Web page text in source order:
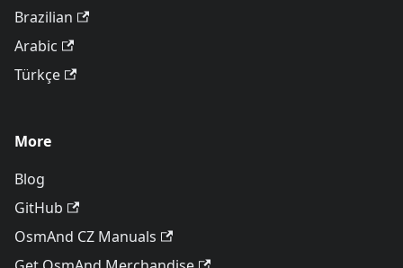
Brazilian
Arabic
Türkçe
More
Blog
GitHub
OsmAnd CZ Manuals